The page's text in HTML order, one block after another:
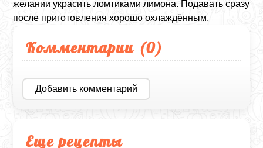
желании украсить ломтиками лимона. Подавать сразу
после приготовления хорошо охлаждённым.
Комментарии (0)
Добавить комментарий
Еще рецепты